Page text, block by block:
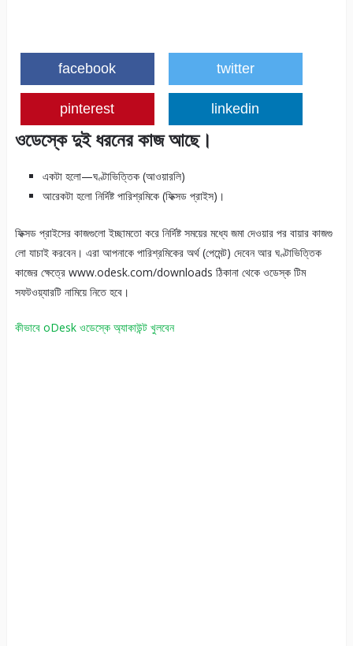
facebook twitter
pinterest linkedin
ওডেস্কে দুই ধরনের কাজ আছে।
একটা হলো—ঘণ্টাভিত্তিক (আওয়ারলি)
আরেকটা হলো নির্দিষ্ট পারিশ্রমিকে (ফিক্সড প্রাইস)।
ফিক্সড প্রাইসের কাজগুলো ইচ্ছামতো করে নির্দিষ্ট সময়ের মধ্যে জমা দেওয়ার পর বায়ার কাজগু
লো যাচাই করবেন। এরা আপনাকে পারিশ্রমিকের অর্থ (পেমেন্ট) দেবেন আর ঘণ্টাভিত্তিক
কাজের ক্ষেত্রে www.odesk.com/downloads ঠিকানা থেকে ওডেস্ক টিম
সফটওয়্যারটি নামিয়ে নিতে হবে।
কীভাবে oDesk ওডেস্কে অ্যাকাউন্ট খুলবেন